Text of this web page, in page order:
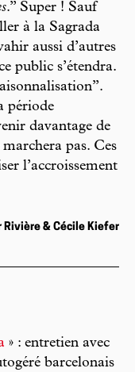
.” Super ! Sauf
à la Sagrada
aussi d’autres
public s’étendra.
période
davantage de
pas. Ces
l’accroissement
Rivière & Cécile Kiefer
» : entretien avec
barcelonais